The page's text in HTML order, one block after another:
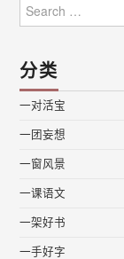
for:
分类
一对活宝
一团妄想
一窗风景
一课语文
一架好书
一手好字